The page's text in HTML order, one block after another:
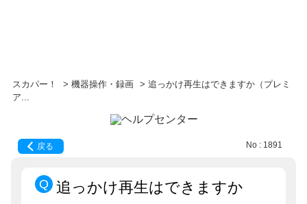
スカパー！ > 機器操作・録画 > 追っかけ再生はできますか（プレミ
ア...
戻る No : 1891
追っかけ再生はできますか